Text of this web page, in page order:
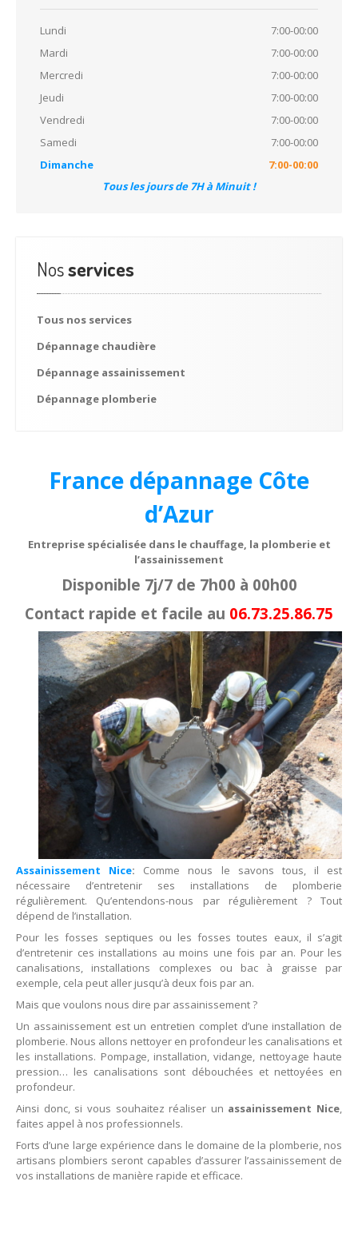
AssainissementMonaco
Assainissement
Assainissement
Assainissement
Dépannagechaudière
ChauffagisteGrasse
ChauffagisteHyères
Chauffagiste Monaco
Chauffagiste Saint Tropez
PlombierAntibes
PlombierCannes
PlombierGrasse
PlombierHyères
PlombierJuan Les Pins
Plombier Menton
Plombier Monaco
Plombier Nice
Saint Jean Cap Ferrat
PlombierSaint Tropez
PlombierVence
NOSPRODUITS
Leschaudières Atlantic
chaudières Chaffoteaux
Leschaudières ELM Leblanc
Leschauffe-eau Fleck
Leschauffe-eau Lemercier
Les chaudières Saunier-Duval
CONTACT
Lundi
7:00-00:00
Mardi
7:00-00:00
Mercredi
7:00-00:00
Jeudi
7:00-00:00
Vendredi
7:00-00:00
Samedi
7:00-00:00
Dimanche
7:00-00:00
Tous les jours de 7H à Minuit !
Nosservices
Tous nos services
Dépannage chaudière
Dépannage assainissement
Dépannage plomberie
France dépannage Côte
d’Azur
Entreprise spécialisée dans le chauffage, la plomberie et
l’assainissement
Disponible 7j/7 de 7h00 à 00h00
Contact rapide et facile au 06.73.25.86.75
Assainissement Nice: Comme nous le savons tous, il est
nécessaire d’entretenir ses installations de plomberie
régulièrement. Qu’entendons-nous par régulièrement ? Tout
dépend de l’installation.
Pour les fosses septiques ou les fosses toutes eaux, il s’agit
d’entretenir ces installations au moins une fois par an. Pour les
canalisations, installations complexes ou bac à graisse par
exemple, cela peut aller jusqu’à deux fois par an.
Mais que voulons nous dire par assainissement ?
Un assainissement est un entretien complet d’une installation de
plomberie. Nous allons nettoyer en profondeur les canalisations et
les installations. Pompage, installation, vidange, nettoyage haute
pression… les canalisations sont débouchées et nettoyées en
profondeur.
Ainsi donc, si vous souhaitez réaliser un assainissement Nice,
faites appel à nos professionnels.
Forts d’une large expérience dans le domaine de la plomberie, nos
artisans plombiers seront capables d’assurer l’assainissement de
vos installations de manière rapide et efficace.